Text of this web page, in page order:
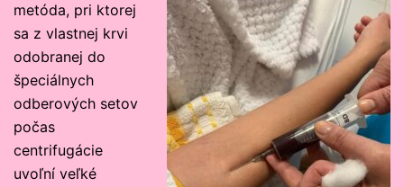
metóda, pri ktorej
sa z vlastnej krvi
odobranej do
špeciálnych
odberových setov
počas
centrifugácie
uvoľní veľké